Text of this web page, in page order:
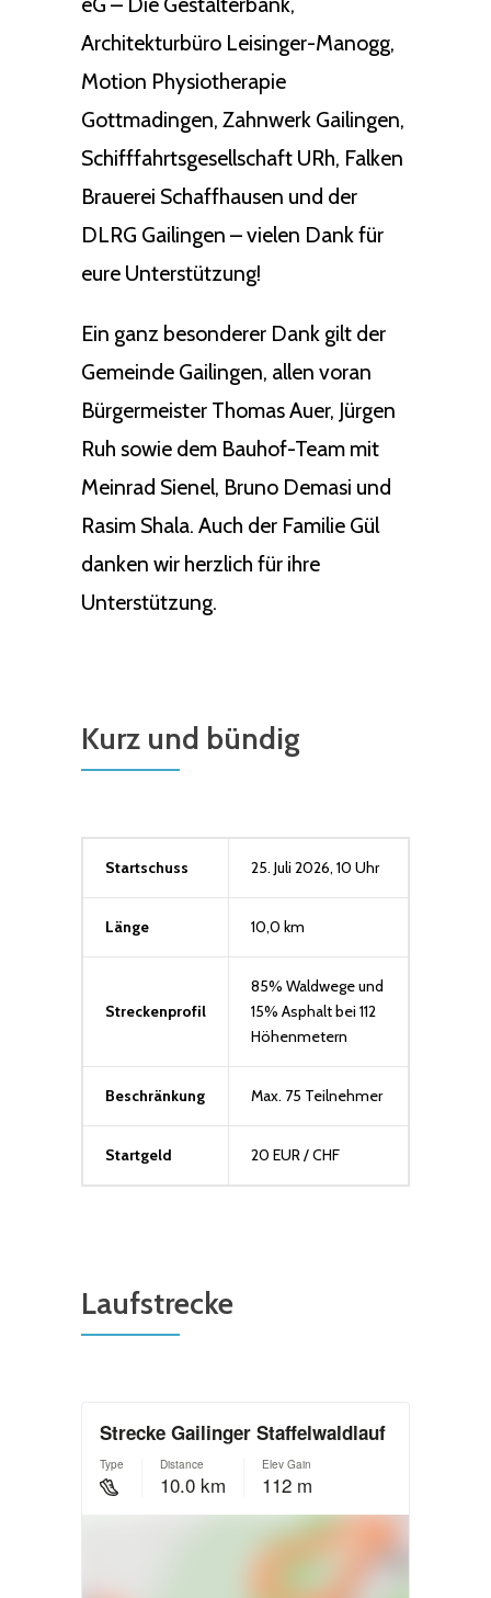
Architekturbüro Leisinger-Manogg,
Motion Physiotherapie
Gottmadingen, Zahnwerk Gailingen,
Schifffahrtsgesellschaft URh, Falken
Brauerei Schaffhausen und der
DLRG Gailingen – vielen Dank für
eure Unterstützung!
Ein ganz besonderer Dank gilt der
Gemeinde Gailingen, allen voran
Bürgermeister Thomas Auer, Jürgen
Ruh sowie dem Bauhof-Team mit
Meinrad Sienel, Bruno Demasi und
Rasim Shala. Auch der Familie Gül
danken wir herzlich für ihre
Unterstützung.
Kurz und bündig
Startschuss 25. Juli 2026, 10 Uhr
Länge 10,0 km
Streckenprofil
85% Waldwege und
15% Asphalt bei 112
Höhenmetern
Beschränkung Max. 75 Teilnehmer
Startgeld 20 EUR / CHF
Laufstrecke